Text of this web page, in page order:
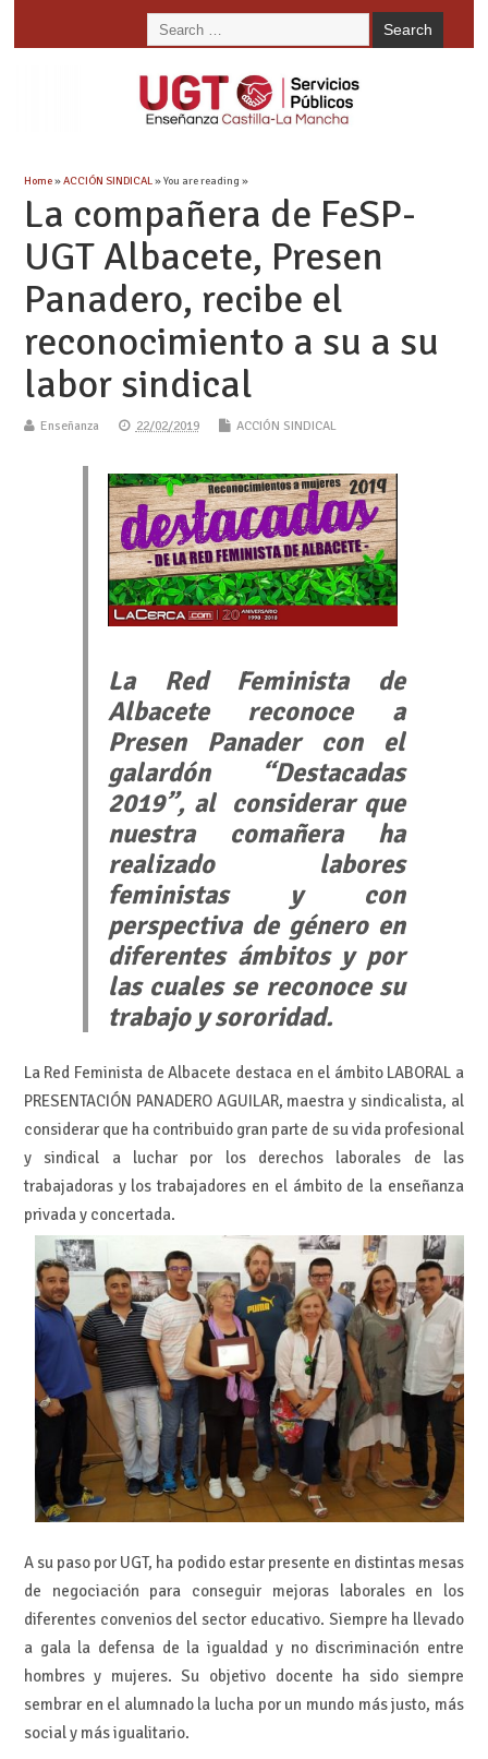
Home»ACCIÓN SINDICAL» You are reading »
La compañera de FeSP-
UGT Albacete, Presen
Panadero, recibe el
reconocimiento a su a su
labor sindical
Enseñanza 22/02/2019 ACCIÓN SINDICAL
La Red Feminista de
Albacete reconoce a
Presen Panader con el
galardón “Destacadas
2019”, al considerar que
nuestra comañera ha
realizado labores
feministas y con
perspectiva de género en
diferentes ámbitos y por
las cuales se reconoce su
trabajo y sororidad.
La Red Feminista de Albacete destaca en el ámbitoLABORAL a
PRESENTACIÓN PANADERO AGUILAR, maestra y sindicalista, al
considerar que ha contribuido gran parte de su vida profesional
y sindical a luchar por los derechos laborales de las
trabajadoras y los trabajadores en el ámbito de la enseñanza
privada y concertada.
A su paso por UGT, ha podido estar presente en distintas mesas
de negociación para conseguir mejoras laborales en los
diferentes convenios del sector educativo. Siempre ha llevado
a gala la defensa de la igualdad y no discriminación entre
hombres y mujeres. Su objetivo docente ha sido siempre
sembrar en el alumnado la lucha por un mundo más justo, más
social y más igualitario.